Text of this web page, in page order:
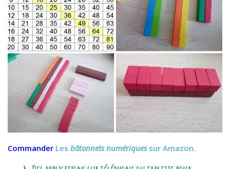
Commander Les bâtonnets numériques sur Amazon.